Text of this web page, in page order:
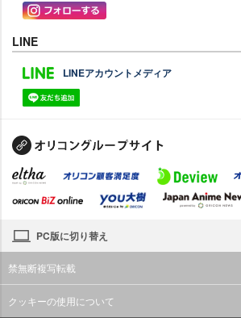
LINE
LINEアカウントメディア
PC版に切り替え
禁無断複写転載
クッキーの使用について